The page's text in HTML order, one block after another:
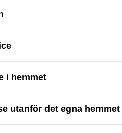
i hemmet
utanför det egna hemmet